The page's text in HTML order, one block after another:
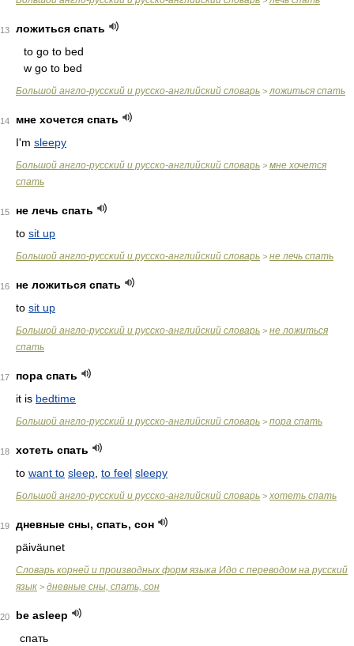
13
ложиться спать
to go to bed
w go to bed
Большой англо-русский и русско-английский словарь > ложиться спать
14
мне хочется спать
I'm sleepy
Большой англо-русский и русско-английский словарь > мне хочется
спать
15
не лечь спать
to sit up
Большой англо-русский и русско-английский словарь > не лечь спать
16
не ложиться спать
to sit up
Большой англо-русский и русско-английский словарь > не ложиться
спать
17
пора спать
it is bedtime
Большой англо-русский и русско-английский словарь > пора спать
18
хотеть спать
to want to sleep to feel sleepy
Большой англо-русский и русско-английский словарь > хотеть спать
19
дневные сны, спать, сон
päiväunet
Словарь корней и производных форм языка Идо с переводом на русский
язык > дневные сны, спать, сон
20
be asleep
спать